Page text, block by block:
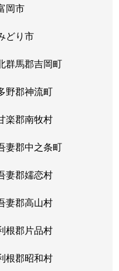
岡市
どり市
群馬郡吉岡町
野郡神流町
楽郡南牧村
妻郡中之条町
妻郡嬬恋村
妻郡高山村
根郡片品村
根郡昭和村